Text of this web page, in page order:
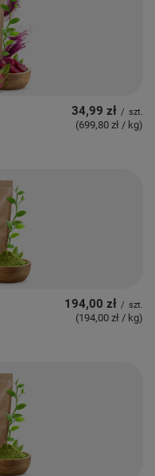
34,99 zł / szt.
(699,80 zł / kg)
194,00 zł / szt.
(194,00 zł / kg)